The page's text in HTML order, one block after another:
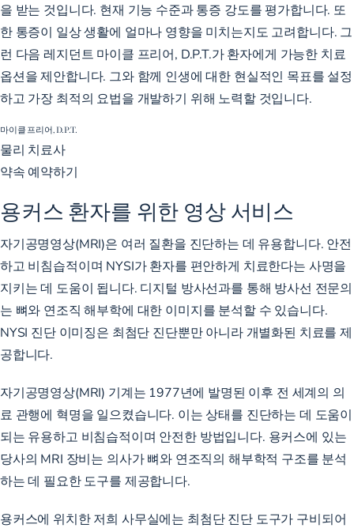
을 받는 것입니다. 현재 기능 수준과 통증 강도를 평가합니다. 또
한 통증이 일상 생활에 얼마나 영향을 미치는지도 고려합니다. 그
런 다음 레지던트 마이클 프리어, D.P.T.가 환자에게 가능한 치료
옵션을 제안합니다. 그와 함께 인생에 대한 현실적인 목표를 설정
하고 가장 최적의 요법을 개발하기 위해 노력할 것입니다.
마이클 프리어, D.P.T.
물리 치료사
약속 예약하기
용커스 환자를 위한 영상 서비스
자기공명영상(MRI)은 여러 질환을 진단하는 데 유용합니다. 안전
하고 비침습적이며 NYSI가 환자를 편안하게 치료한다는 사명을
지키는 데 도움이 됩니다. 디지털 방사선과를 통해 방사선 전문의
는 뼈와 연조직 해부학에 대한 이미지를 분석할 수 있습니다.
NYSI 진단 이미징은 최첨단 진단뿐만 아니라 개별화된 치료를 제
공합니다.
자기공명영상(MRI) 기계는 1977년에 발명된 이후 전 세계의 의
료 관행에 혁명을 일으켰습니다. 이는 상태를 진단하는 데 도움이
되는 유용하고 비침습적이며 안전한 방법입니다. 용커스에 있는
당사의 MRI 장비는 의사가 뼈와 연조직의 해부학적 구조를 분석
하는 데 필요한 도구를 제공합니다.
용커스에 위치한 저희 사무실에는 최첨단 진단 도구가 구비되어